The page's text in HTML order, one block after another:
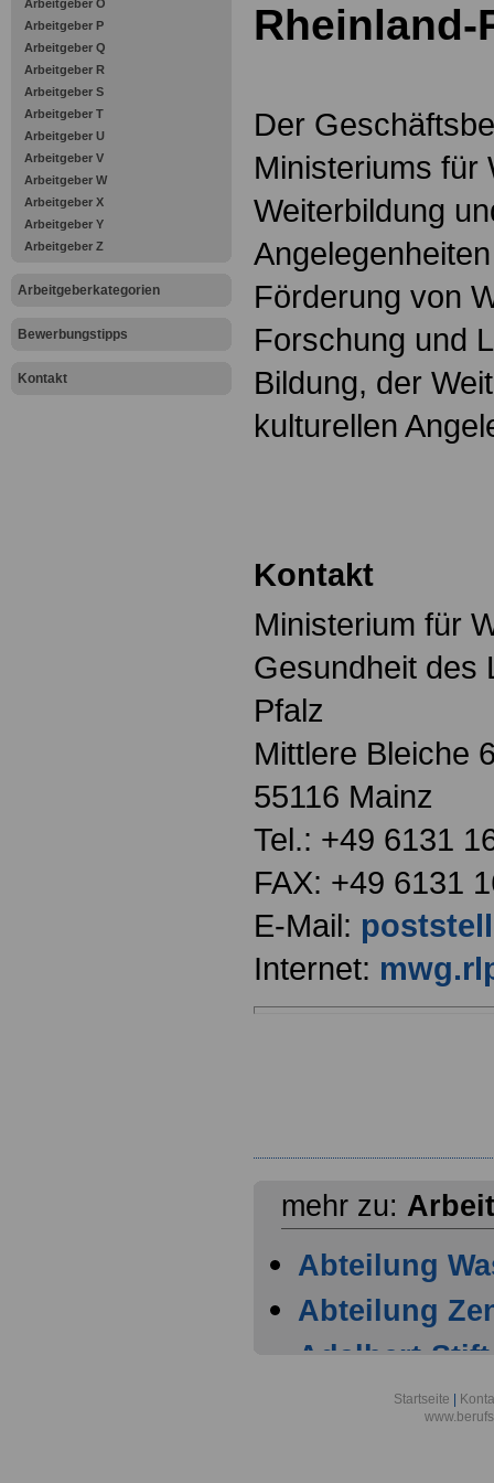
Arbeitgeber O
Arbeitgeber P
Arbeitgeber Q
Arbeitgeber R
Arbeitgeber S
Arbeitgeber T
Arbeitgeber U
Arbeitgeber V
Arbeitgeber W
Arbeitgeber X
Arbeitgeber Y
Arbeitgeber Z
Arbeitgeberkategorien
Bewerbungstipps
Kontakt
Rheinland-
Der
Ministeriums für
Weiterbildung
Förderung von
Forschung und
Bildung, der
kulturellen
Kontakt
Ministerium für
Gesundheit des
Pfalz
Mittlere Bleiche
55116 Mainz
Tel.: +49 6131
FAX: +49 6131
E-Mail:
Internet:
mehr zu:
Abteilung
Abteilung
Adalbert-
München
Startseite